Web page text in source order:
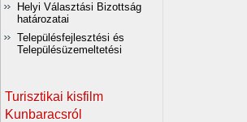
Helyi Választási Bizottság
határozatai
Településfejlesztési és
Településüzemeltetési
Turisztikai kisfilm
Kunbaracsról